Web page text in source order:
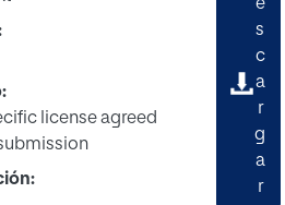
license agreed
e
s
c
a
r
g
a
r